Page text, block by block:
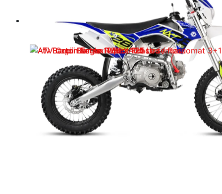
ATV-uri & Cross-uri Copii
CROSS BIKE NXT 125 Copii
cu Pornire la Buton
5.850,00lei
Adaugă în coș